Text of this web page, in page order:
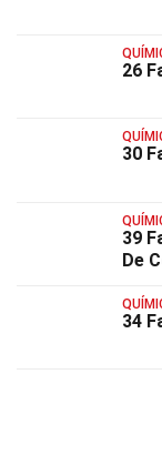
26
30
39
De
34